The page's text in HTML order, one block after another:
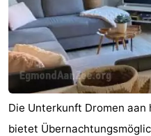
Sportangeln
Essen
und
trinken
Veranstaltungen
Praktisch
Forum
Die Unterkunft Dromen aan
bietet